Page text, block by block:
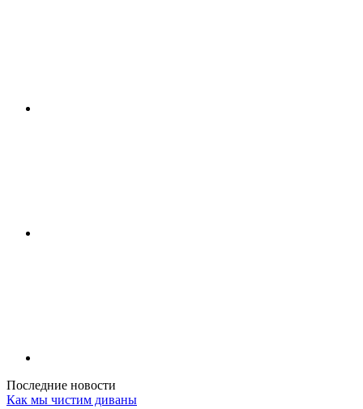
Последние новости
Как мы чистим диваны